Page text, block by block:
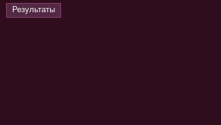
Результаты